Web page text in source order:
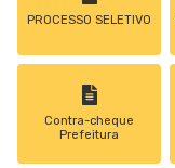
PROCESSO SELETIVO
Contra-cheque
Prefeitura